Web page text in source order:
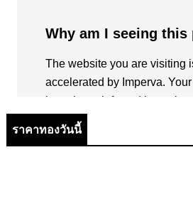
ราคาทองวันนี้